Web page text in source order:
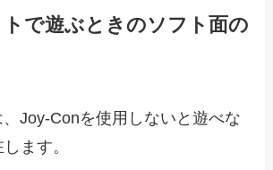
で遊ぶときのソフト面の
Joy-Conを使用しないと遊べな
ます。